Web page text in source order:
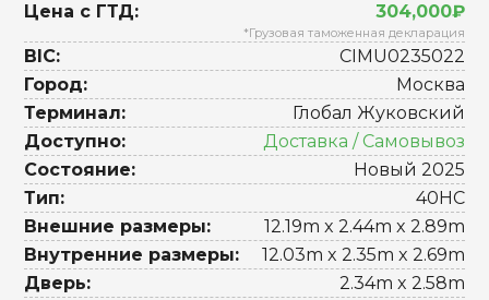
Цена с ГТД: 304,000₽
*Грузовая таможенная декларация
BIC:
CIMU0235022
Город:
Москва
Терминал:
Глобал Жуковский
Доступно:
Доставка / Самовывоз
Состояние:
Новый 2025
Тип:
40HC
Внешние размеры:
12.19m x 2.44m x 2.89m
Внутренние размеры:
12.03m x 2.35m x 2.69m
Дверь:
2.34m x 2.58m